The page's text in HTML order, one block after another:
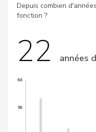
Depuis combien
fonction ?
22 années
50
60